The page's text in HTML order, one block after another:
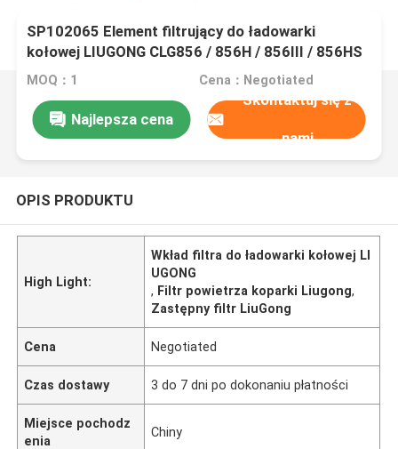
SP102065 Element filtrujący do ładowarki
kołowej LIUGONG CLG856 / 856H / 856III / 856HS
/ 856HSE Ekskawator CLG920D / 922D Grader
MOQ：1 Cena：Negotiated
Najlepsza cena
Skontaktuj się z
nami
OPIS PRODUKTU
High Light:
Wkład filtra do ładowarki kołowej LI
UGONG
, Filtr powietrza koparki Liugong,
Zastępny filtr LiuGong
Cena Negotiated
Czas dostawy 3 do 7 dni po dokonaniu płatności
Miejsce pochodz
enia
Chiny